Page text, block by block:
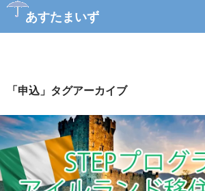
あすたまいず
ツ
ス
キ
ッ
プ
「申込」タグアーカイブ